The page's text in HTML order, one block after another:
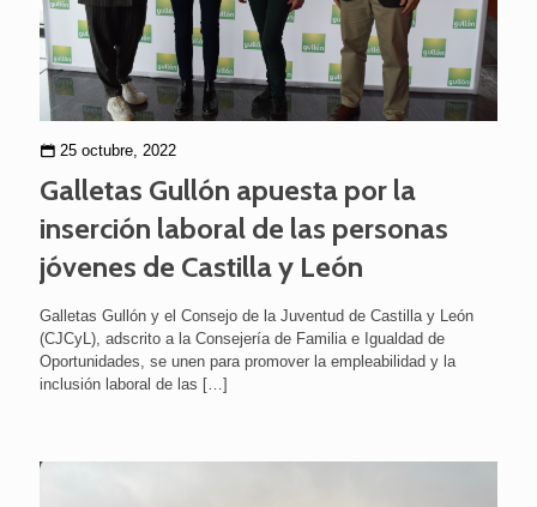
25 octubre, 2022
Galletas Gullón apuesta por la
inserción laboral de las personas
jóvenes de Castilla y León
Galletas Gullón y el Consejo de la Juventud de Castilla y León
(CJCyL), adscrito a la Consejería de Familia e Igualdad de
Oportunidades, se unen para promover la empleabilidad y la
inclusión laboral de las […]